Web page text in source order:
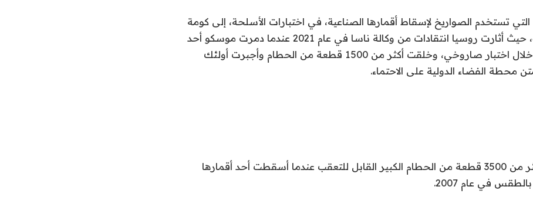
تستخدم الصواريخ لإسقاط أقمارها الصناعية، في اختبارات الأسلحة، إلى كومة
النفايات الفضائية، حيث أثارت روسيا انتقادات من وكالة ناسا في عام 2021 عندما دمرت موسكو أحد
أقمارها الصناعية خلال اختبار صاروخي، وخلقت أكثر من 1500 قطعة من الحطام وأجبرت أولئك
محطة الفضاء الدولية على الاحتماء.
وخلقت الصين أكثر من 3500 قطعة من الحطام الكبير القابل للتعقب عندما أسقطت أحد أقمارها
في عام 2007.